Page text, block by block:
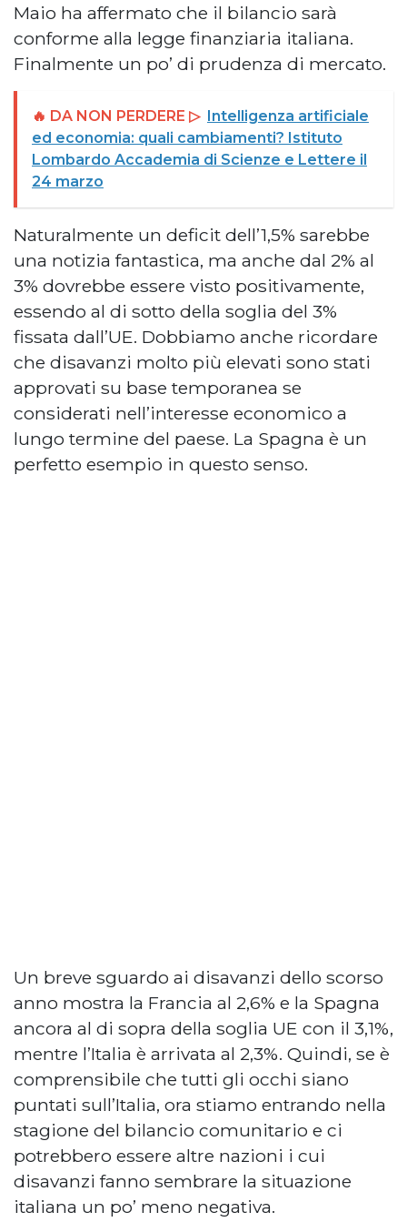
Maio ha affermato che il bilancio sarà
conforme alla legge finanziaria italiana.
Finalmente un po’ di prudenza di mercato.
🔥 DA NON PERDERE ▷ Intelligenza artificiale
ed economia: quali cambiamenti? Istituto
Lombardo Accademia di Scienze e Lettere il
24 marzo
Naturalmente un deficit dell’1,5% sarebbe
una notizia fantastica, ma anche dal 2% al
3% dovrebbe essere visto positivamente,
essendo al di sotto della soglia del 3%
fissata dall’UE. Dobbiamo anche ricordare
che disavanzi molto più elevati sono stati
approvati su base temporanea se
considerati nell’interesse economico a
lungo termine del paese. La Spagna è un
perfetto esempio in questo senso.
Un breve sguardo ai disavanzi dello scorso
anno mostra la Francia al 2,6% e la Spagna
ancora al di sopra della soglia UE con il 3,1%,
mentre l’Italia è arrivata al 2,3%. Quindi, se è
comprensibile che tutti gli occhi siano
puntati sull’Italia, ora stiamo entrando nella
stagione del bilancio comunitario e ci
potrebbero essere altre nazioni i cui
disavanzi fanno sembrare la situazione
italiana un po’ meno negativa.